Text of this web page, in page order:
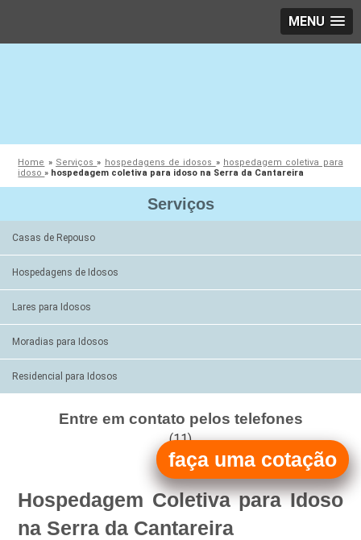
MENU
Home » Serviços» hospedagens de idosos » hospedagem coletiva para
idoso» hospedagem coletiva para idoso na Serra da Cantareira
Serviços
Casas de Repouso
Hospedagens de Idosos
Lares para Idosos
Moradias para Idosos
Residencial para Idosos
Entre em contato pelos telefones
(11)
(11)
Hospedagem Coletiva para Idoso
na Serra da Cantareira
faça uma cotação